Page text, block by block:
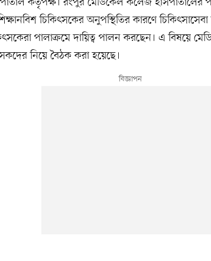
চিকিৎসকের অনুপস্থিতির কারণে চিকিৎসাসেবা
পালাক্রমে দায়িত্ব পালন করছেন। এ বিষয়ে
নিয়ে বৈঠক করা হয়েছে।